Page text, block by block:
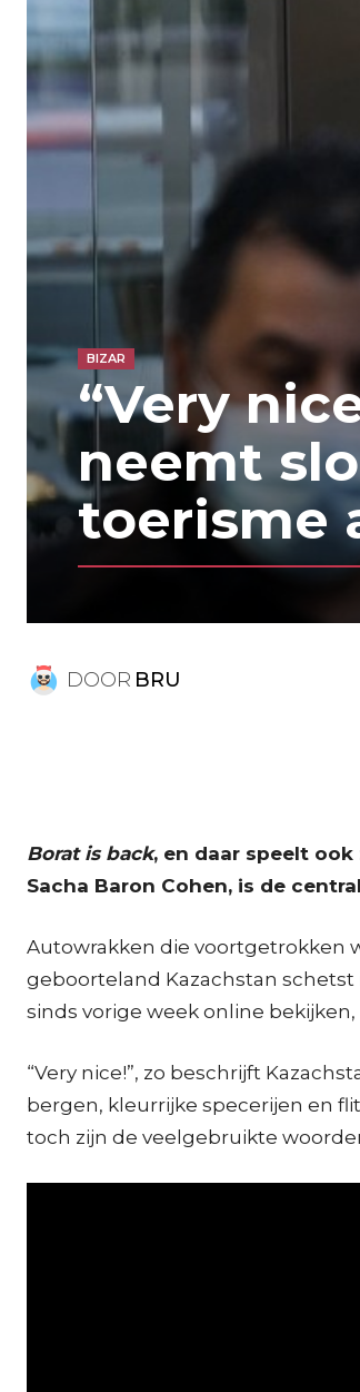
BIZAR
“Very
neemt
toerisme
DOOR BRU
Borat is back, en daar speelt
Sacha Baron Cohen, is de
Autowrakken die voortgetrokken
geboorteland Kazachstan schetst
sinds vorige week online
“Very nice!”, zo beschrijft
bergen, kleurrijke specerijen en
toch zijn de veelgebruikte